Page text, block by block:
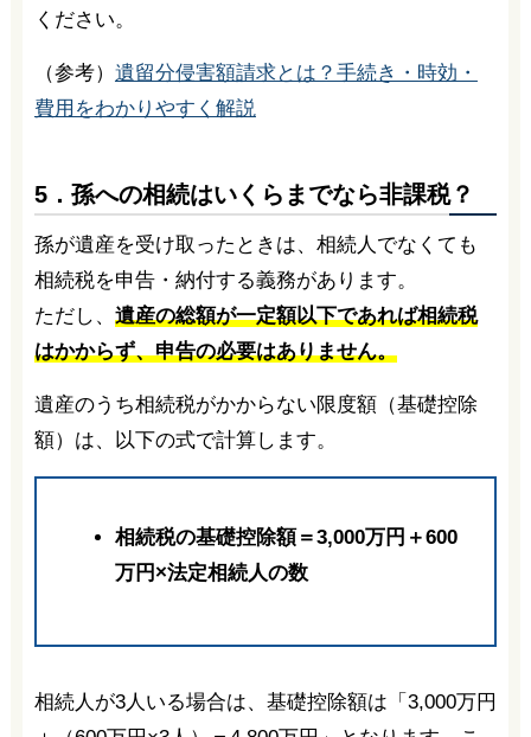
ください。
（参考） 遺留分侵害額請求とは？手続き・時効・
費用をわかりやすく解説
5．孫への相続はいくらまでなら非課税？
孫が遺産を受け取ったときは、相続人でなくても
相続税を申告・納付する義務があります。
ただし、 遺産の総額が一定額以下であれば相続税
はかからず、申告の必要はありません。
遺産のうち相続税がかからない限度額（基礎控除
額）は、以下の式で計算します。
相続税の基礎控除額＝3,000万円＋600
万円×法定相続人の数
相続人が3人いる場合は、基礎控除額は「3,000万円